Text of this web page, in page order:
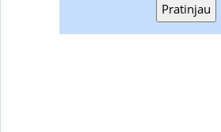
Pratinjau